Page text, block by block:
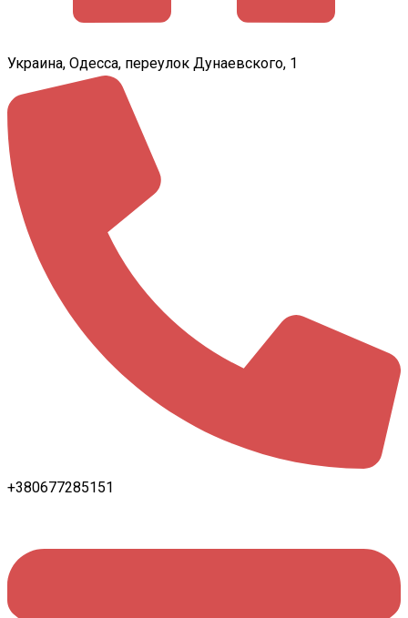
Украина, Одесса, переулок Дунаевского, 1
+380677285151